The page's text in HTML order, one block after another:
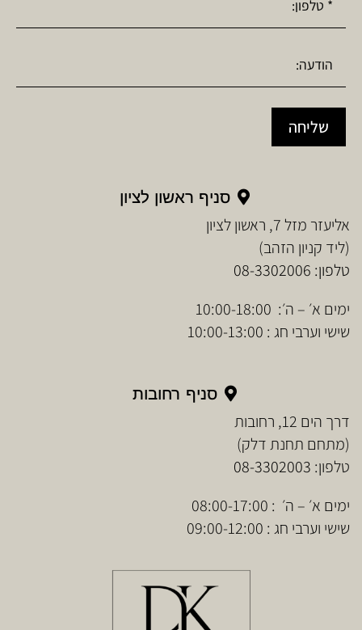
שליחה
סניף ראשון לציון
אליעזר מזל 7, ראשון לציון
(ליד קניון הזהב)
טלפון: 08-3302006
ימים א׳ – ה׳: 10:00-18:00
שישי וערבי חג : 10:00-13:00
סניף רחובות
דרך הים 12, רחובות
(מתחם תחנת דלק)
טלפון: 08-3302003
ימים א׳ – ה׳ : 08:00-17:00
שישי וערבי חג : 09:00-12:00